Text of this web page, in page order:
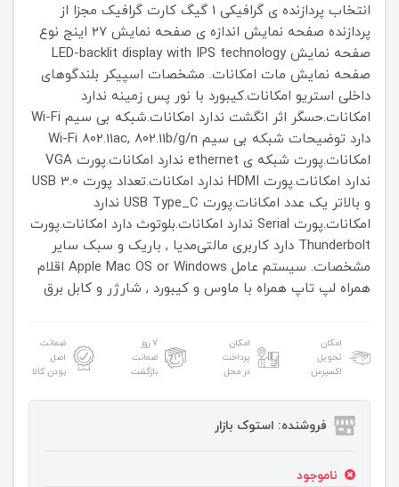
انتخاب پردازنده ی گرافیکی
1 گیگ کارت گرافیک مجزا از
پردازنده صفحه نمایش اندازه ی صفحه نمایش 27 اینج
نوع
صفحه نمايش LED-backlit display with IPS technology
صفحه نمایش مات امکانات. مشخصات اسپیکر بلندگوهای
داخلی استریو امکانات.کیبورد با نور پس زمینه ندارد
امکانات.حسگر اثر انگشت ندارد امکانات.شبکه بی سیم Wi-Fi
دارد توضیحات شبکه بی سیم Wi-Fi 802.11ac, 802.11b/g/n
امکانات.پورت شبکه ی ethernet
ندارد امکانات.پورت VGA
ندارد امکانات.پورت HDMI ندارد
امکانات.تعداد پورت USB 3.0
و بالاتر یک عدد امکانات.پورت USB Type_C
ندارد
امکانات.پورت Serial
ندارد امکانات.بلوتوث دارد امکانات.پورت
Thunderbolt دارد کاربری مالتی‌مدیا , باریک و سبک سایر
مشخصات. سیستم عامل Apple Mac OS or Windows اقلام
همراه لپ تاپ همراه با ماوس و کیبورد , شارژر و کابل برق
امکان
تحویل
اکسپرس
امکان
پرداخت
در محل
۷ روز
ضمانت
بازگشت
ضمانت
اصل
بودن کالا
فروشنده: استوک بازار
ناموجود